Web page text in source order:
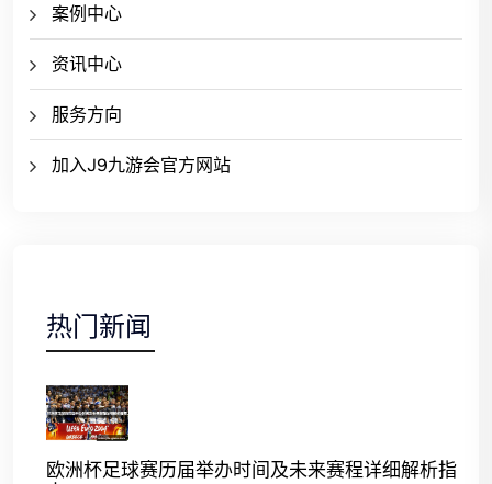
案例中心
资讯中心
服务方向
加入J9九游会官方网站
热门新闻
欧洲杯足球赛历届举办时间及未来赛程详细解析指